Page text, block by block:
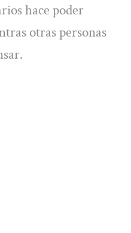
hace poder
otras personas